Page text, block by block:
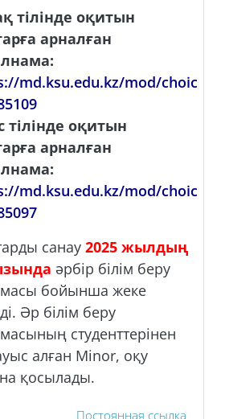
тілінде оқитын
арналған
md.ksu.edu.kz/mod/choice/
тілінде оқитын
арналған
md.ksu.edu.kz/mod/choice/
санау 2025 жылдың
әрбір білім беру
бойынша жеке
Әр білім беру
студенттерінен
алған Minor, оқу
қосылады.
Постоянная ссылка